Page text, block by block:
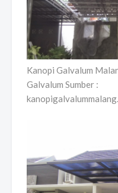
Kanopi Galvalum
Galvalum Sumber :